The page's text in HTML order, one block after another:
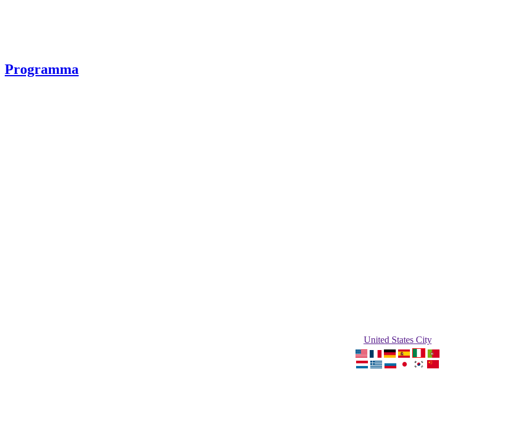
Programma
United States City